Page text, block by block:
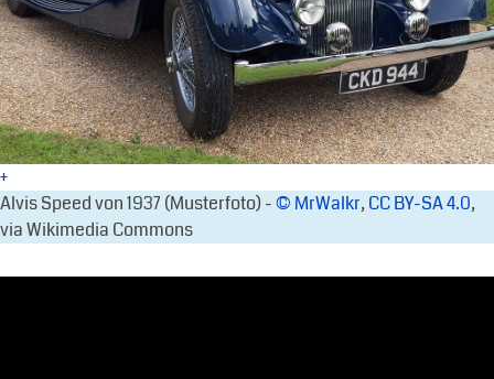
+
Alvis Speed von 1937 (Musterfoto) -© MrWalkr,CC BY-SA 4.0,
via Wikimedia Commons